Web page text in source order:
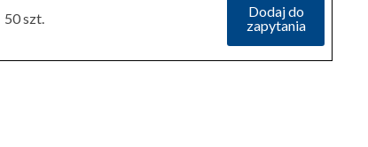
50 szt.
Dodaj do
zapytania